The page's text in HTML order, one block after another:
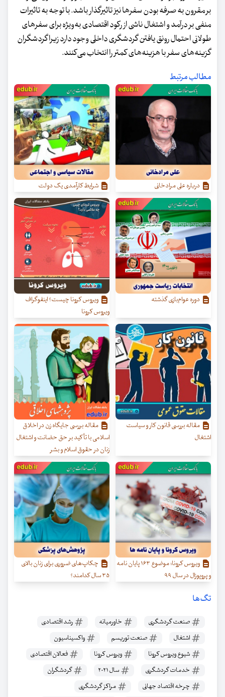
بر مقرون به صرفه بودن سفرها نیز تاثیرگذار باشد. با توجه به تاثیرات
منفی بر درآمد و اشتغال ناشی از رکود اقتصادی به‌ویژه برای سفرهای
طولانی احتمال رونق یافتن گردشگری داخلی وجود دارد زیرا گردشگران
گزینه‌های سفر با هزینه‌های کمتر را انتخاب می‌کنند.
مطالب مرتبط
درباره علی مرادخانی شرایط کارآمدی یک دولت
دوره عوام‌بازی گذشته
ویروس کرونا چیست؟ اینفوگراف
ویروس کرونا
مقاله بررسی قانون کار و سیاست
اشتغال
مقاله بررسی جایگاه زن در اخلاق
اسلامی با تأکید بر حق حضانت و اشتغال
زنان در حقوق اسلام و بشر
ویروس کرونا؛ موضوع ۱۶۳ پایان نامه
و پروپوزال در سال ۹۹
چکاپ‌های ضروری برای زنان بالای
۳۵ سال کدامند؟
تگ‌ها
صنعت گردشگری خاورمیانه
رشد اقتصادی
اشتغال
صنعت توریسم
واکسیناسیون
شیوع ویروس کرونا
ویروس کرونا
فعالان اقتصادی
خدمات گردشگری
سال ۲۰۲۱
گردشگران
چرخه اقتصاد جهانی
مراکز گردشگری